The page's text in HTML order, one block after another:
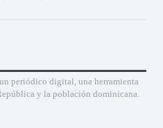
periódico digital, una herramienta
y la población dominicana.